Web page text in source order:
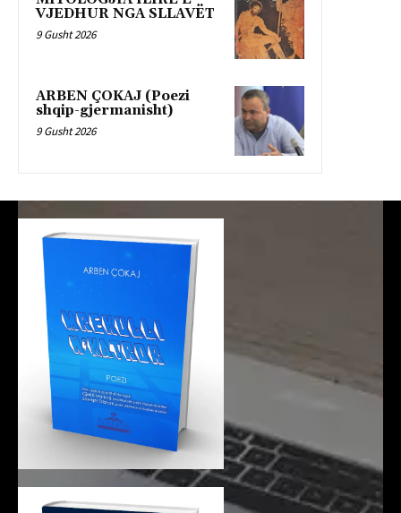
VJEDHUR NGA SLLAVËT
9 Gusht 2026
ARBEN ÇOKAJ (Poezi
shqip-gjermanisht)
9 Gusht 2026